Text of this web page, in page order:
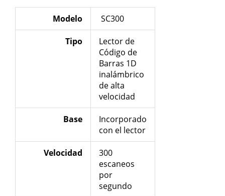
Modelo SC300
Tipo
Lector de
Código de
Barras 1D
inalámbrico
de alta
velocidad
Base
Incorporado
con el lector
Velocidad
300
escaneos
por
segundo